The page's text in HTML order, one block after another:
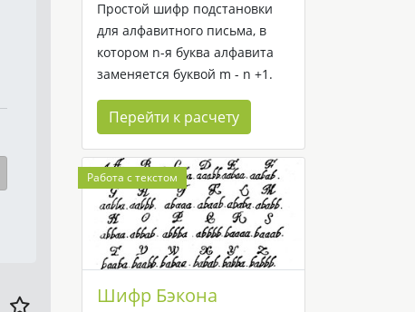
Простой шифр подстановки
для алфавитного письма, в
котором n-я буква алфавита
заменяется буквой m - n +1.
Перейти к расчету
Работа с текстом
Шифр Бэкона